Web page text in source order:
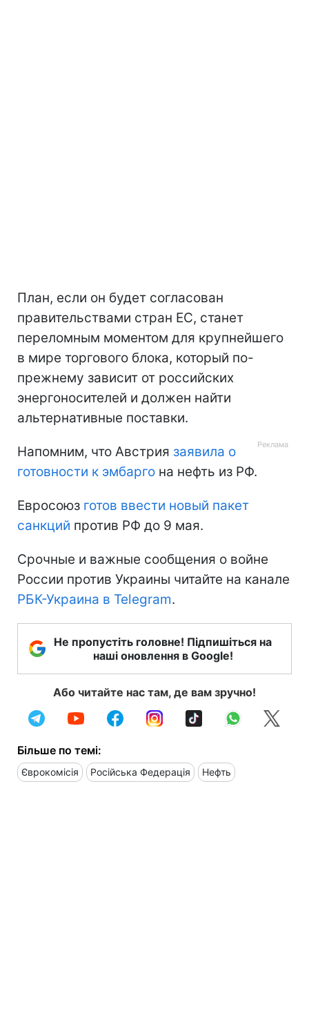
План, если он будет согласован
правительствами стран ЕС, станет
переломным моментом для крупнейшего
в мире торгового блока, который по-
прежнему зависит от российских
энергоносителей и должен найти
альтернативные поставки.
Напомним, что Австрия заявила о
готовности к эмбарго на нефть из РФ.
Евросоюз готов ввести новый пакет
санкций против РФ до 9 мая.
Срочные и важные сообщения о войне
России против Украины читайте на канале
РБК-Украина в Telegram.
Не пропустіть головне! Підпишіться на
наші оновлення в Google!
Або читайте нас там, де вам зручно!
Більше по темі:
Єврокомісія Російська Федерація Нефть